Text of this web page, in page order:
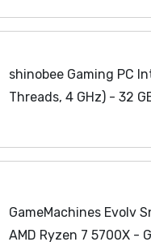
shinobee Gaming PC
Threads, 4 GHz) - 32
GameMachines Evolv
AMD Ryzen 7 5700X -